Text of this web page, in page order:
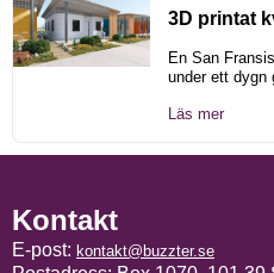
3D printat
En San
under ett dygn
Läs mer
Kontakt
E-post: kontakt@buzzter.se